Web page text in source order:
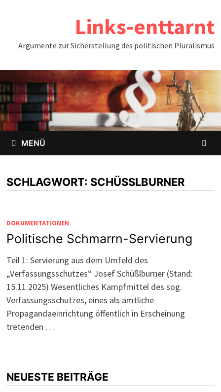
Links-enttarnt
Argumente zur Sicherstellung des politischen Pluralismus
MENÜ
SCHLAGWORT: SCHÜSSLBURNER
DOKUMENTATIONEN
Politische Schmarrn-Servierung
Teil 1: Servierung aus dem Umfeld des
„Verfassungsschutzes“ Josef Schüßlburner (Stand:
15.11.2025) Wesentliches Kampfmittel des sog.
Verfassungsschutzes, eines als amtliche
Propagandaeinrichtung öffentlich in Erscheinung
tretenden …
NEUESTE BEITRÄGE